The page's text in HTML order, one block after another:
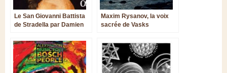
Le San Giovanni Battista
de Stradella par Damien
Céleste
Maxim Rysanov, la voix
sacrée de Vasks